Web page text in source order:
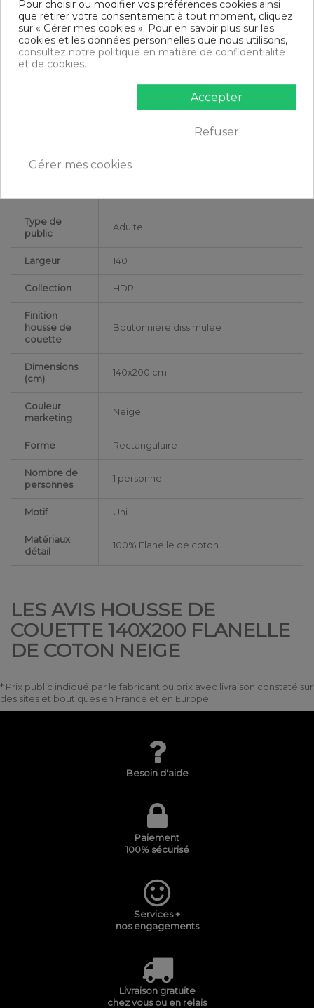
1 Housse de couette 140x200 cm 100% Flanelle de Coton
DESCRIPTIF TECHNIQUE
Type de
public
Adulte
Largeur 140
Collection HDR
Finition
housse de
couette
Boutonnière dissimulée
Dimensions
(cm)
140x200 cm
Couleur
marketing
Neige
Forme Rectangulaire
Nombre de
personnes
1 personne
Motif Uni
Matériaux
détail
100% Flanelle de coton
LES AVIS HOUSSE DE
COUETTE 140X200 FLANELLE
DE COTON NEIGE
* Prix public indiqué par le fabricant ou prix avec livraison constaté sur
des sites et boutiques en France et en Europe.
Besoin d'aide
Paiement
100% sécurisé
Services +
nos engagements
Livraison gratuite
chez vous ou en relais
Pour choisir ou modifier vos préférences cookies ainsi
que retirer votre consentement à tout moment, cliquez
sur « Gérer mes cookies ». Pour en savoir plus sur les
cookies et les données personnelles que nous utilisons,
consultez notre politique en matière de confidentialité
et de cookies.
Accepter
Refuser
Gérer mes cookies